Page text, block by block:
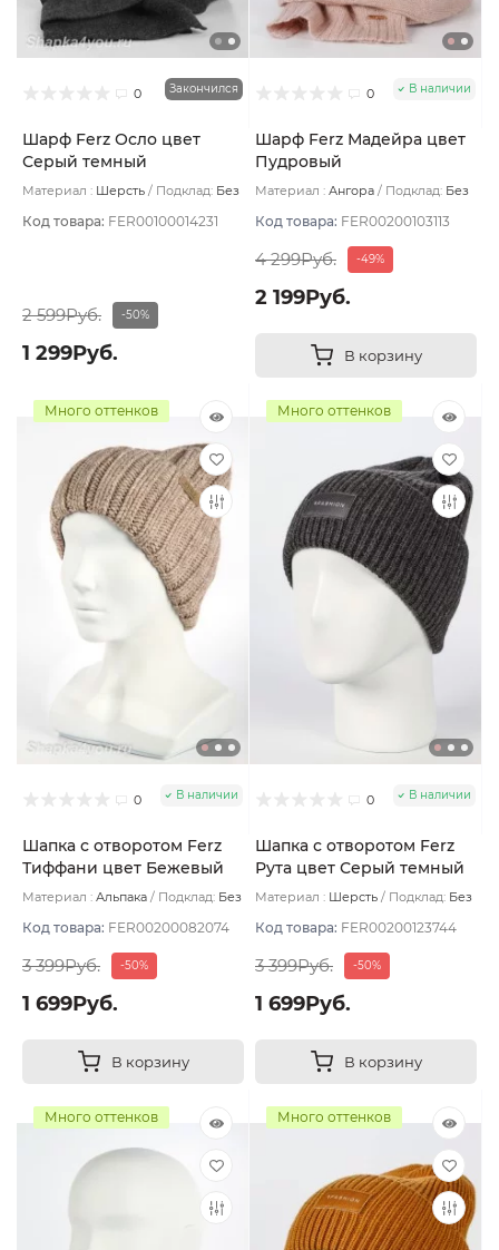
0 Закончился
Шарф Ferz Осло цвет
Серый темный
Материал : Шерсть Подклад: Без
Код товара: FER00100014231
2 599Руб. -50%
1 299Руб.
0 В наличии
Шарф Ferz Мадейра цвет
Пудровый
Материал : Ангора Подклад: Без
Код товара: FER00200103113
4 299Руб. -49%
2 199Руб.
В корзину
Много оттенков
0 В наличии
Шапка с отворотом Ferz
Тиффани цвет Бежевый
тёмный
Материал : Альпака Подклад: Без
Код товара: FER00200082074
3 399Руб. -50%
1 699Руб.
В корзину
Много оттенков
0 В наличии
Шапка с отворотом Ferz
Рута цвет Серый темный
Материал : Шерсть Подклад: Без
Код товара: FER00200123744
3 399Руб. -50%
1 699Руб.
В корзину
Много оттенков Много оттенков